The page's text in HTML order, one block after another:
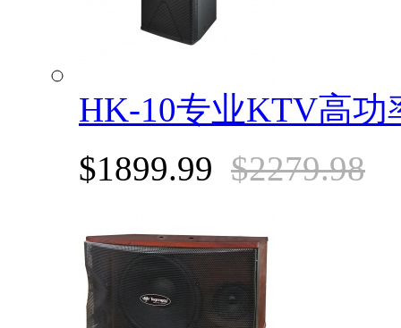
HK-10专业KTV高
$1899.99 $2279.98